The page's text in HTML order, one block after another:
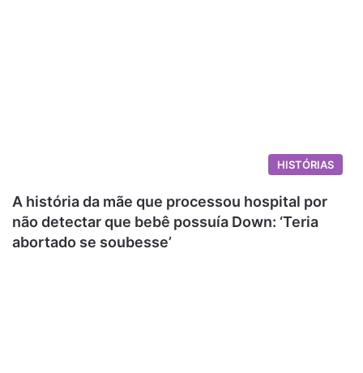
HISTÓRIAS
A história da mãe que processou hospital por
não detectar que bebê possuía Down: ‘Teria
abortado se soubesse’